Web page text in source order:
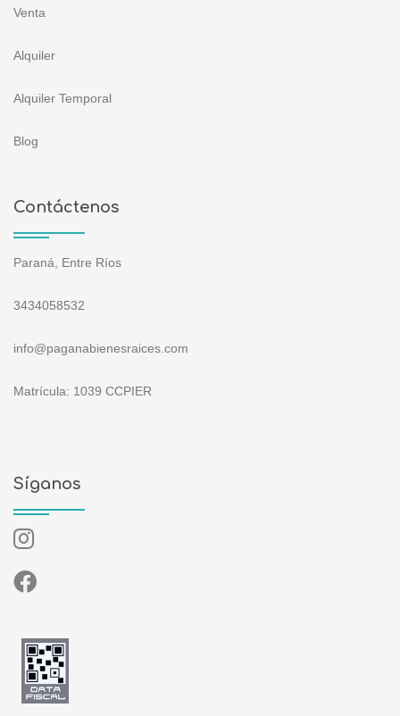
Venta
Alquiler
Alquiler Temporal
Blog
Contáctenos
Paraná, Entre Ríos
3434058532
info@paganabienesraices.com
Matrícula: 1039 CCPIER
Síganos